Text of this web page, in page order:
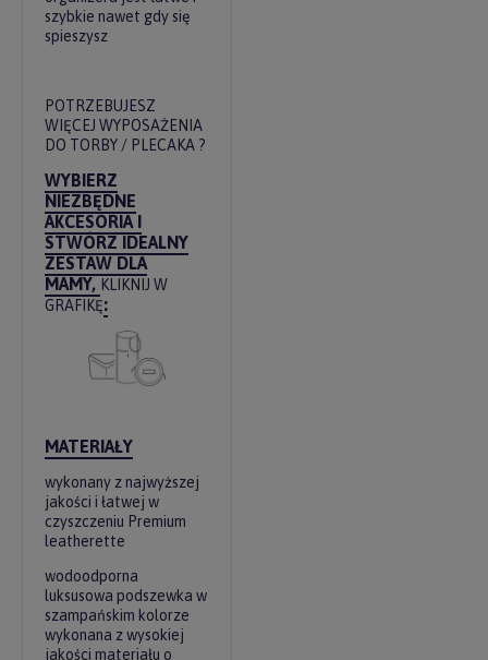
szybkie nawet gdy się
spieszysz
POTRZEBUJESZ
WIĘCEJ WYPOSAŻENIA
DO TORBY / PLECAKA ?
WYBIERZ
NIEZBĘDNE
AKCESORIA I
STWÓRZ IDEALNY
ZESTAW DLA
MAMY, KLIKNIJ W
GRAFIKĘ:
MATERIAŁY
wykonany z najwyższej
jakości i łatwej w
czyszczeniu Premium
leatherette
wodoodporna
luksusowa podszewka w
szampańskim kolorze
wykonana z wysokiej
jakości materiału o